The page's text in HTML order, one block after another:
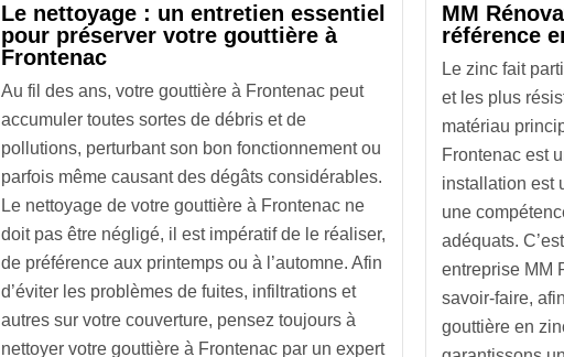
Le nettoyage : un entretien essentiel
pour préserver votre gouttière à
Frontenac
Au fil des ans, votre gouttière à Frontenac peut
accumuler toutes sortes de débris et de
pollutions, perturbant son bon fonctionnement ou
parfois même causant des dégâts considérables.
Le nettoyage de votre gouttière à Frontenac ne
doit pas être négligé, il est impératif de le réaliser,
de préférence aux printemps ou à l’automne. Afin
d’éviter les problèmes de fuites, infiltrations et
autres sur votre couverture, pensez toujours à
nettoyer votre gouttière à Frontenac par un expert
MM
référence
Le zinc fait
et les plus
matériau
Frontenac est
installation est
une
adéquats.
entreprise MM
savoir-faire,
gouttière en